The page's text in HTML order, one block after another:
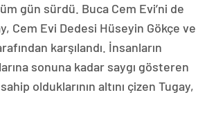
gün sürdü. Buca Cem Evi’ni de
Cem Evi Dedesi Hüseyin Gökçe ve
karşılandı. İnsanların
sonuna kadar saygı gösteren
olduklarının altını çizen Tugay,